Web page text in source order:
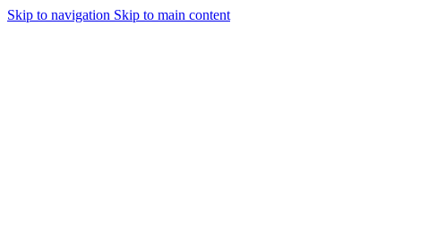
Skip to navigation Skip to main content